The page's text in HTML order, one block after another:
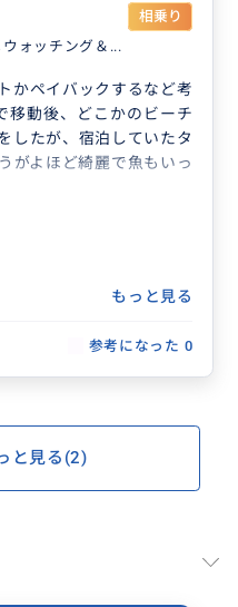
相乗り
ウォッチング＆...
かペイバックするなど考
移動後、どこかのビーチ
したが、宿泊していたタ
がよほど綺麗で魚もいっ
もっと見る
参考になった 0
と見る(2)